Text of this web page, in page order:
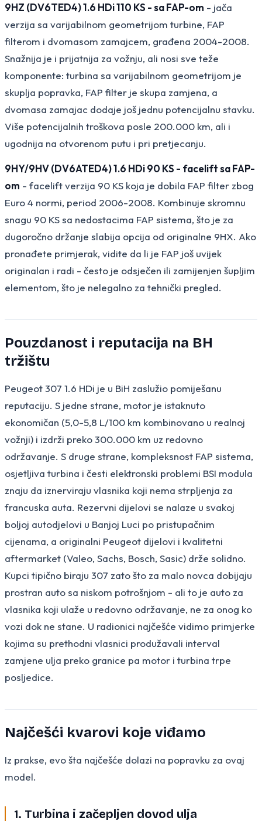
9HZ (DV6TED4) 1.6 HDi 110 KS - sa FAP-om - jača
verzija sa varijabilnom geometrijom turbine, FAP
filterom i dvomasom zamajcem, građena 2004-2008.
Snažnija je i prijatnija za vožnju, ali nosi sve teže
komponente: turbina sa varijabilnom geometrijom je
skuplja popravka, FAP filter je skupa zamjena, a
dvomasa zamajac dodaje još jednu potencijalnu stavku.
Više potencijalnih troškova posle 200.000 km, ali i
ugodnija na otvorenom putu i pri pretjecanju.
9HY/9HV (DV6ATED4) 1.6 HDi 90 KS - facelift sa FAP-
om - facelift verzija 90 KS koja je dobila FAP filter zbog
Euro 4 normi, period 2006-2008. Kombinuje skromnu
snagu 90 KS sa nedostacima FAP sistema, što je za
dugoročno držanje slabija opcija od originalne 9HX. Ako
pronađete primjerak, vidite da li je FAP još uvijek
originalan i radi - često je odsječen ili zamijenjen šupljim
elementom, što je nelegalno za tehnički pregled.
Pouzdanost i reputacija na BH
tržištu
Peugeot 307 1.6 HDi je u BiH zaslužio pomiješanu
reputaciju. S jedne strane, motor je istaknuto
ekonomičan (5,0-5,8 L/100 km kombinovano u realnoj
vožnji) i izdrži preko 300.000 km uz redovno
održavanje. S druge strane, kompleksnost FAP sistema,
osjetljiva turbina i česti elektronski problemi BSI modula
znaju da iznerviraju vlasnika koji nema strpljenja za
francuska auta. Rezervni dijelovi se nalaze u svakoj
boljoj autodjelovi u Banjoj Luci po pristupačnim
cijenama, a originalni Peugeot dijelovi i kvalitetni
aftermarket (Valeo, Sachs, Bosch, Sasic) drže solidno.
Kupci tipično biraju 307 zato što za malo novca dobijaju
prostran auto sa niskom potrošnjom - ali to je auto za
vlasnika koji ulaže u redovno održavanje, ne za onog ko
vozi dok ne stane. U radionici najčešće vidimo primjerke
kojima su prethodni vlasnici produžavali interval
zamjene ulja preko granice pa motor i turbina trpe
posljedice.
Najčešći kvarovi koje viđamo
Iz prakse, evo šta najčešće dolazi na popravku za ovaj
model.
1. Turbina i začepljen dovod ulja